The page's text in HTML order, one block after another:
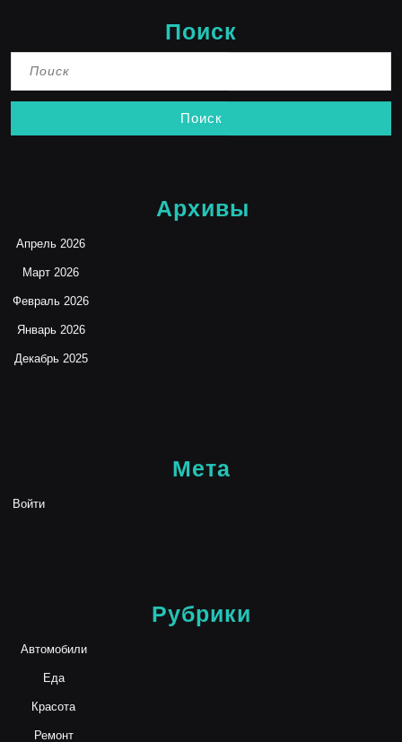
Поиск
Архивы
Апрель 2026
Март 2026
Февраль 2026
Январь 2026
Декабрь 2025
Мета
Войти
Рубрики
Автомобили
Еда
Красота
Ремонт